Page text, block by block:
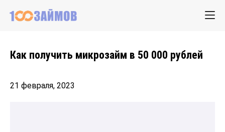
Как получить микрозайм в 50 000 рублей
21 февраля, 2023